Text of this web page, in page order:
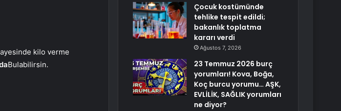
kilo verme
Bulabilirsin.
Çocuk kostümünde
tehlike tespit edildi;
bakanlık toplatma
kararı verdi
Ağustos 7, 2026
23 Temmuz 2026 burç
yorumları! Kova, Boğa,
Koç burcu yorumu… AŞK,
EVLİLİK, SAĞLIK yorumları
ne diyor?